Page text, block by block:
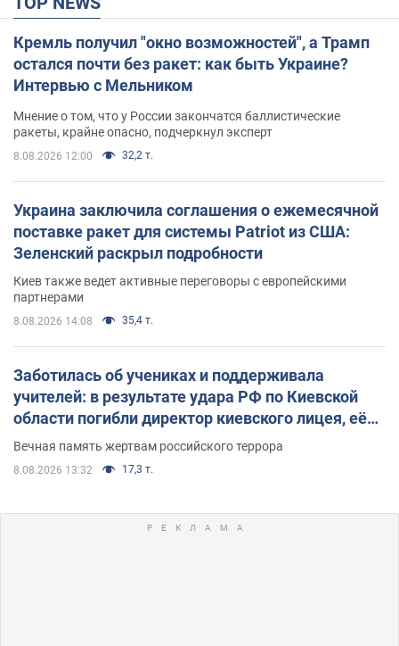
Кремль получил "окно возможностей", а Трамп
остался почти без ракет: как быть Украине?
Интервью с Мельником
Мнение о том, что у России закончатся баллистические
ракеты, крайне опасно, подчеркнул эксперт
8.08.2026 12:00 32,2 т.
Украина заключила соглашения о ежемесячной
поставке ракет для системы Patriot из США:
Зеленский раскрыл подробности
Киев также ведет активные переговоры с европейскими
партнерами
8.08.2026 14:08 35,4 т.
Заботилась об учениках и поддерживала
учителей: в результате удара РФ по Киевской
области погибли директор киевского лицея, её
муж и внук
Вечная память жертвам российского террора
8.08.2026 13:32 17,3 т.